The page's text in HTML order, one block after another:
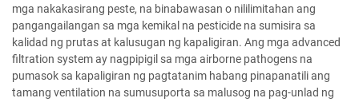
mga nakakasirang peste, na binabawasan o nililimitahan ang
pangangailangan sa mga kemikal na pesticide na sumisira sa
kalidad ng prutas at kalusugan ng kapaligiran. Ang mga advanced
filtration system ay nagpipigil sa mga airborne pathogens na
pumasok sa kapaligiran ng pagtatanim habang pinapanatili ang
tamang ventilation na sumusuporta sa malusog na pag-unlad ng